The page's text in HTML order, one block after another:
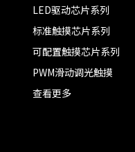
LED驱动芯片系列
标准触摸芯片系列
可配置触摸芯片系列
PWM滑动调光触摸
查看更多